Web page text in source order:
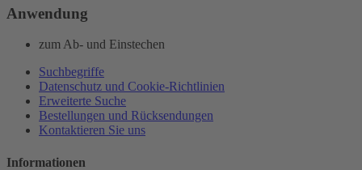
Anwendung
zum Ab- und Einstechen
Suchbegriffe
Datenschutz und Cookie-Richtlinien
Erweiterte Suche
Bestellungen und Rücksendungen
Kontaktieren Sie uns
Informationen